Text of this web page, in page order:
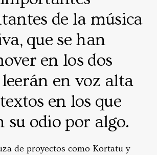
de la música
que se han
en los dos
en voz alta
en los que
su odio por algo.
de proyectos como Kortatu y